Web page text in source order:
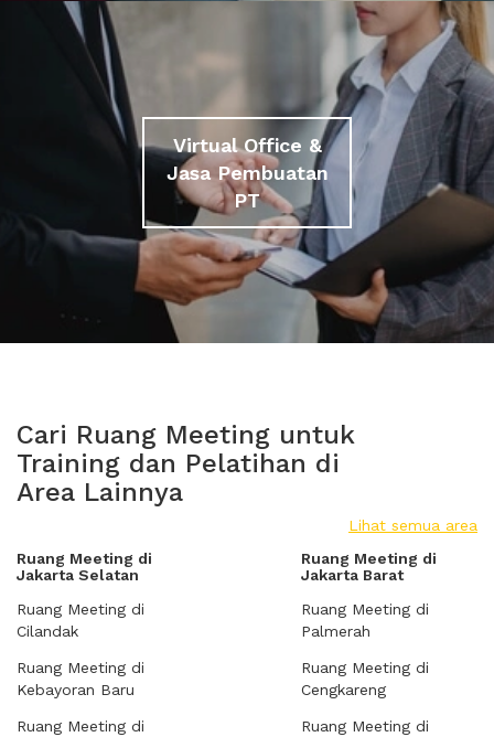
Virtual Office &
Jasa Pembuatan
PT
Cari Ruang Meeting untuk
Training dan Pelatihan di
Area Lainnya
Lihat semua area
Ruang Meeting di
Jakarta Selatan
Ruang Meeting di
Cilandak
Ruang Meeting di
Kebayoran Baru
Ruang Meeting di
Ruang Meeting di
Jakarta Barat
Ruang Meeting di
Palmerah
Ruang Meeting di
Cengkareng
Ruang Meeting di